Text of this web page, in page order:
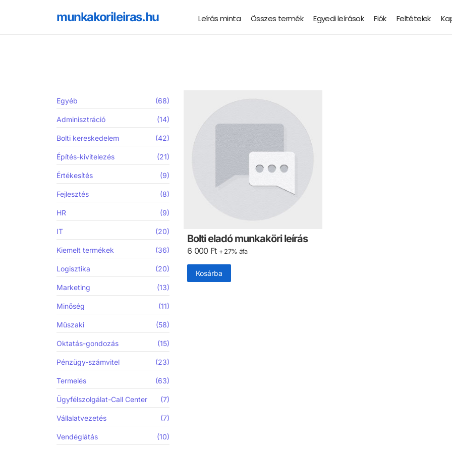
munkakorileiras.hu Leírás minta Összes termék Egyedi leírások Fiók Feltételek
Egyéb (68)
Adminisztráció (14)
Bolti kereskedelem (42)
Építés-kivitelezés (21)
Értékesítés (9)
Fejlesztés (8)
HR (9)
IT (20)
Kiemelt termékek (36)
Logisztika (20)
Marketing (13)
Minőség (11)
Műszaki (58)
Oktatás-gondozás (15)
Pénzügy-számvitel (23)
Termelés (63)
Ügyfélszolgálat-Call Center (7)
Vállalatvezetés (7)
Vendéglátás (10)
Bolti eladó munkaköri leírás
6 000 Ft + 27% áfa
Kosárba